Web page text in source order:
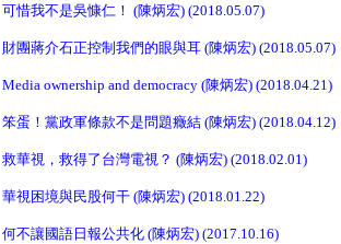
可惜我不是吳慷仁！ (陳炳宏) (2018.05.07)
財團蔣介石正控制我們的眼與耳 (陳炳宏) (2018.05.07)
Media ownership and democracy (陳炳宏) (2018.04.21)
笨蛋！黨政軍條款不是問題癥結 (陳炳宏) (2018.04.12)
救華視，救得了台灣電視？ (陳炳宏) (2018.02.01)
華視困境與民股何干 (陳炳宏) (2018.01.22)
何不讓國語日報公共化 (陳炳宏) (2017.10.16)